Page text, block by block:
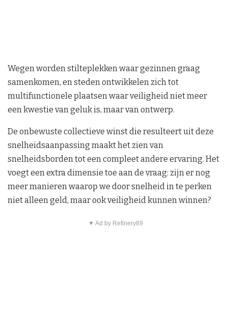
Wegen worden stilteplekken waar gezinnen graag
samenkomen, en steden ontwikkelen zich tot
multifunctionele plaatsen waar veiligheid niet meer
een kwestie van geluk is, maar van ontwerp.
De onbewuste collectieve winst die resulteert uit deze
snelheidsaanpassing maakt het zien van
snelheidsborden tot een compleet andere ervaring. Het
voegt een extra dimensie toe aan de vraag: zijn er nog
meer manieren waarop we door snelheid in te perken
niet alleen geld, maar ook veiligheid kunnen winnen?
▼ Ad by Refinery89